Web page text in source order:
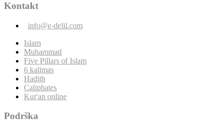
Kontakt
info@e-delil.com
Islam
Muhammad
Five Pillars of Islam
6 kalimas
Hadith
Caliphates
Kur'an online
Podrška